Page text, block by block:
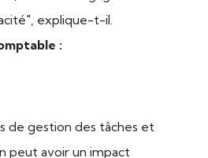
explique-t-il.
:
de gestion des tâches et
peut avoir un impact